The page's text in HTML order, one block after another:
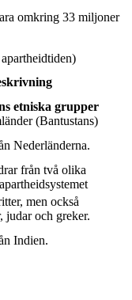
omkring 33 miljoner
etniska grupper
(Bantustans)
Nederländerna.
från två olika
men också
judar och greker.
Indien.